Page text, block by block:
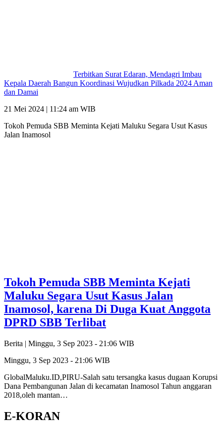
Terbitkan Surat Edaran, Mendagri Imbau
Kepala Daerah Bangun Koordinasi Wujudkan Pilkada 2024 Aman
dan Damai
21 Mei 2024 | 11:24 am WIB
Tokoh Pemuda SBB Meminta Kejati Maluku Segara Usut Kasus
Jalan Inamosol
Tokoh Pemuda SBB Meminta Kejati
Maluku Segara Usut Kasus Jalan
Inamosol, karena Di Duga Kuat Anggota
DPRD SBB Terlibat
Berita | Minggu, 3 Sep 2023 - 21:06 WIB
Minggu, 3 Sep 2023 - 21:06 WIB
GlobalMaluku.ID,PIRU-Salah satu tersangka kasus dugaan Korupsi
Dana Pembangunan Jalan di kecamatan Inamosol Tahun anggaran
2018,oleh mantan…
E-KORAN